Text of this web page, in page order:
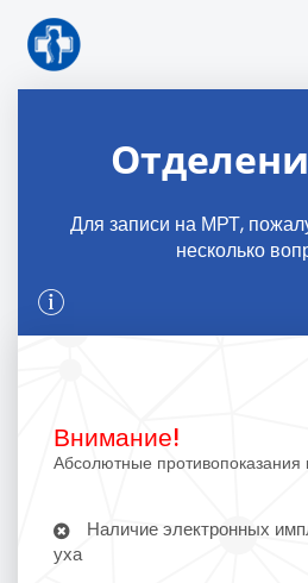
Для записи на МРТ,
несколько
Внимание!
Абсолютные
Наличие электронных
уха